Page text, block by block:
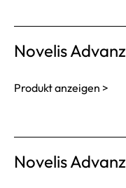
Novelis Advanz
Produkt anzeigen >
Novelis Advanz